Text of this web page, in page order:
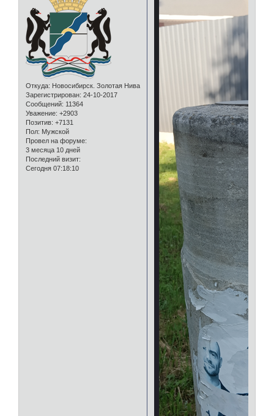
Откуда: Новосибирск. Золотая Нива
Зарегистрирован: 24-10-2017
Сообщений: 11364
Уважение: +2903
Позитив: +7131
Пол: Мужской
Провел на форуме:
3 месяца 10 дней
Последний визит:
Сегодня 07:18:10